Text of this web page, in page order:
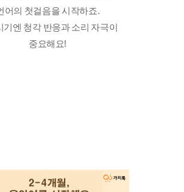
어의 첫걸음을 시작하죠.
기엔 청각 반응과 소리 자극이
중요해요!